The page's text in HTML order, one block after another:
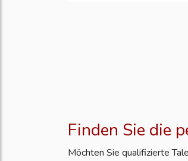
Finden Sie die
Möchten Sie qualifizierte